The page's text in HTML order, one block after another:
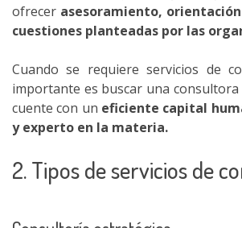
ofrecer asesoramiento,
cuestiones planteadas por las
Cuando se requiere servicios de
importante es buscar una consultora
cuente con un eficiente capital
y experto en la materia.
2. Tipos de servicios de